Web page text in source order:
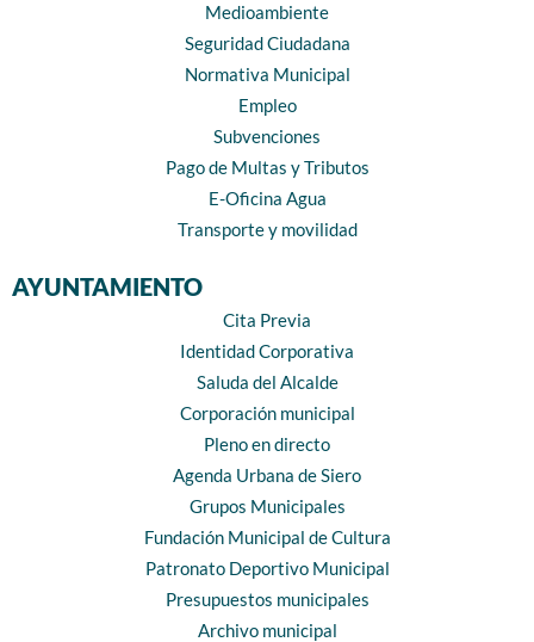
Medioambiente
Seguridad Ciudadana
Normativa Municipal
Empleo
Subvenciones
Pago de Multas y Tributos
E-Oficina Agua
Transporte y movilidad
AYUNTAMIENTO
Cita Previa
Identidad Corporativa
Saluda del Alcalde
Corporación municipal
Pleno en directo
Agenda Urbana de Siero
Grupos Municipales
Fundación Municipal de Cultura
Patronato Deportivo Municipal
Presupuestos municipales
Archivo municipal